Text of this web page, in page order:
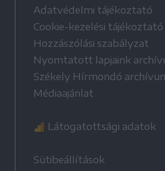
Adatvédelmi tájékoztató
Cookie-kezelési tájékoztató
Hozzászólási szabályzat
Nyomtatott lapjaink
Székely Hírmondó
Médiaajánlat
Látogatottsági adatok
Sütibeállítások